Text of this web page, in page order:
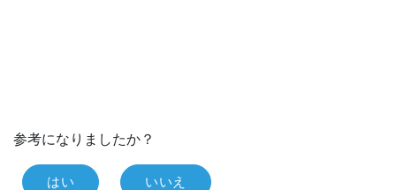
参考になりましたか？
はい いいえ